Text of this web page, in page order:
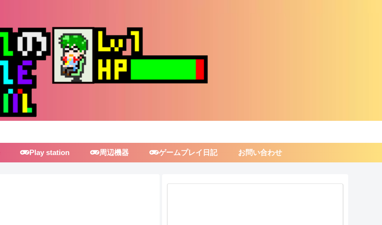
Play station 周辺機器 ゲームプレイ日記 お問い合わせ